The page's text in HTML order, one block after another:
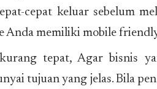
cepat keluar sebelum
Anda memiliki mobile
tepat, Agar bisnis
tujuan yang jelas. Bila